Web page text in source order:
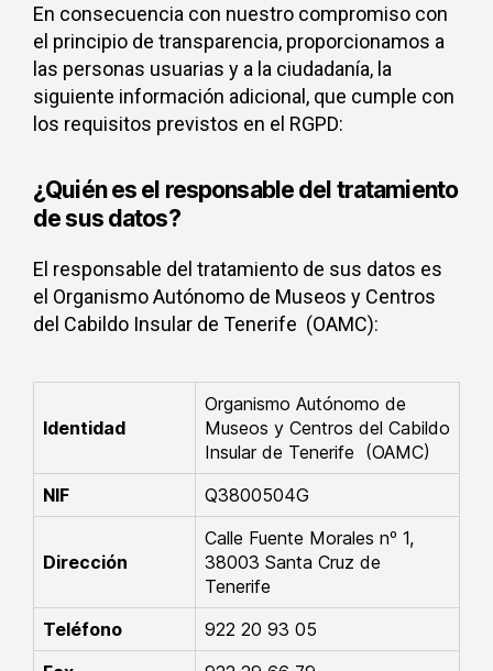
En consecuencia con nuestro compromiso con
el principio de transparencia, proporcionamos a
las personas usuarias y a la ciudadanía, la
siguiente información adicional, que cumple con
los requisitos previstos en el RGPD:
¿Quién es el responsable del tratamiento
de sus datos?
El responsable del tratamiento de sus datos es
el Organismo Autónomo de Museos y Centros
del Cabildo Insular de Tenerife (OAMC):
Identidad
Organismo Autónomo de
Museos y Centros del Cabildo
Insular de Tenerife (OAMC)
NIF
Q3800504G
Dirección
Calle Fuente Morales nº 1,
38003 Santa Cruz de
Tenerife
Teléfono
922 20 93 05